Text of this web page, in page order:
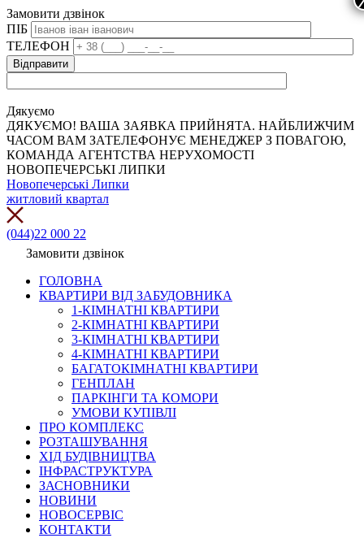
Замовити дзвінок
ПІБ
ТЕЛЕФОН
Дякуємо
ДЯКУЄМО! ВАША ЗАЯВКА ПРИЙНЯТА. НАЙБЛИЖЧИМ
ЧАСОМ ВАМ ЗАТЕЛЕФОНУЄ МЕНЕДЖЕР З ПОВАГОЮ,
КОМАНДА АГЕНТСТВА НЕРУХОМОСТІ
НОВОПЕЧЕРСЬКІ ЛИПКИ
Новопечерські Липки
житловий квартал
(044)22 000 22
Замовити дзвінок
ГОЛОВНА
КВАРТИРИ ВІД ЗАБУДОВНИКА
1-КІМНАТНІ КВАРТИРИ
2-КІМНАТНІ КВАРТИРИ
3-КІМНАТНІ КВАРТИРИ
4-КІМНАТНІ КВАРТИРИ
БАГАТОКІМНАТНІ КВАРТИРИ
ГЕНПЛАН
ПАРКІНГИ ТА КОМОРИ
УМОВИ КУПІВЛІ
ПРО КОМПЛЕКС
РОЗТАШУВАННЯ
ХІД БУДІВНИЦТВА
ІНФРАСТРУКТУРА
ЗАСНОВНИКИ
НОВИНИ
НОВОСЕРВІС
КОНТАКТИ